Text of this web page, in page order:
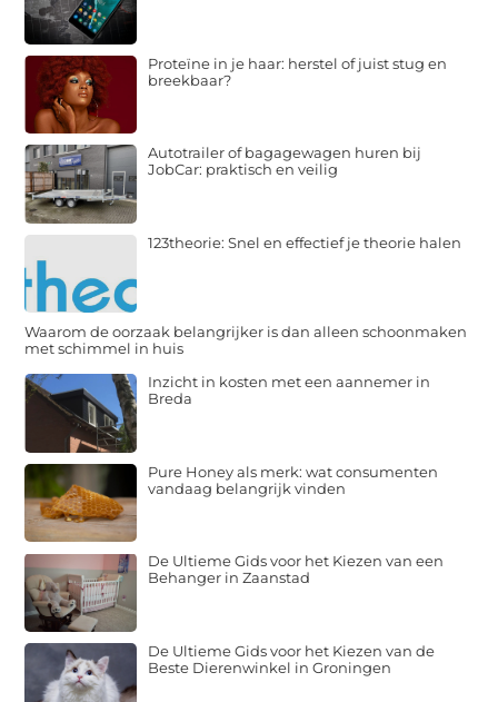
Proteïne in je haar: herstel of juist stug en
breekbaar?
Autotrailer of bagagewagen huren bij
JobCar: praktisch en veilig
123theorie: Snel en effectief je theorie halen
Waarom de oorzaak belangrijker is dan alleen schoonmaken
met schimmel in huis
Inzicht in kosten met een aannemer in
Breda
Pure Honey als merk: wat consumenten
vandaag belangrijk vinden
De Ultieme Gids voor het Kiezen van een
Behanger in Zaanstad
De Ultieme Gids voor het Kiezen van de
Beste Dierenwinkel in Groningen